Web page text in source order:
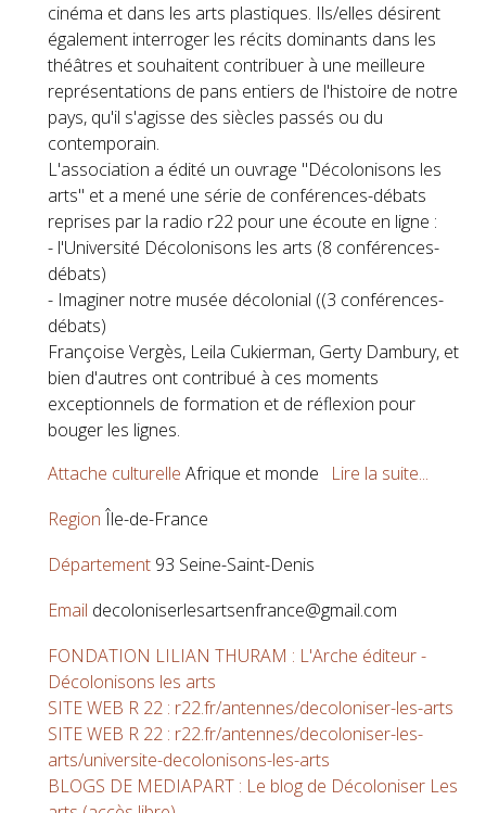
cinéma et dans les arts plastiques. Ils/elles désirent
également interroger les récits dominants dans les
théâtres et souhaitent contribuer à une meilleure
représentations de pans entiers de l'histoire de notre
pays, qu'il s'agisse des siècles passés ou du
contemporain.
L'association a édité un ouvrage "Décolonisons les
arts" et a mené une série de conférences-débats
reprises par la radio r22 pour une écoute en ligne :
- l'Université Décolonisons les arts (8 conférences-
débats)
- Imaginer notre musée décolonial ((3 conférences-
débats)
Françoise Vergès, Leila Cukierman, Gerty Dambury, et
bien d'autres ont contribué à ces moments
exceptionnels de formation et de réflexion pour
bouger les lignes.
Attache culturelle Afrique et monde
Region Île-de-France
Département 93 Seine-Saint-Denis
Email decoloniserlesartsenfrance@gmail.com
FONDATION LILIAN THURAM : L'Arche éditeur -
Décolonisons les arts
SITE WEB R 22 : r22.fr/antennes/decoloniser-les-arts
SITE WEB R 22 : r22.fr/antennes/decoloniser-les-
arts/universite-decolonisons-les-arts
BLOGS DE MEDIAPART : Le blog de Décoloniser Les
Lire la suite...